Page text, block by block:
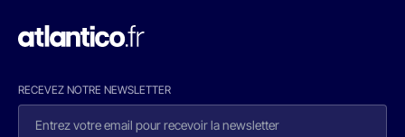
RECEVEZ NOTRE NEWSLETTER